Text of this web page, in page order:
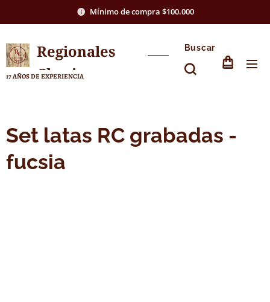
Mínimo de compra $100.000
Regionales
Chasico
17 AÑOS DE EXPERIENCIA
Buscar
Set latas RC grabadas -
fucsia